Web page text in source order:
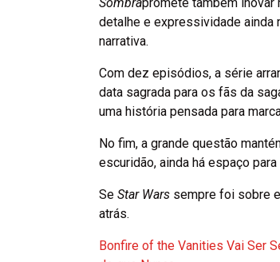
detalhe e expressividade ainda
narrativa.
Com dez episódios, a série
data sagrada para os fãs da
uma história pensada para
No fim, a grande questão
escuridão, ainda há espaço
Se Star Wars sempre foi sobre
atrás.
Bonfire of the Vanities Vai Ser